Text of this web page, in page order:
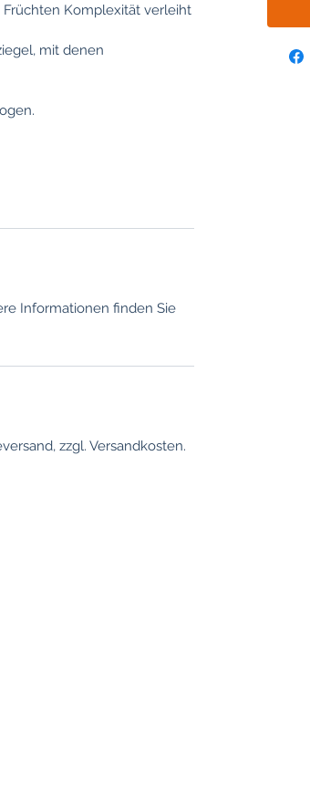
Komplexität verleiht
mit denen
Informationen finden Sie
zzgl. Versandkosten.